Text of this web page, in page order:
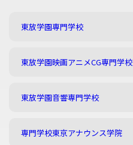
東放学園専門学校
東放学園映画アニメCG専門学校
東放学園音響専門学校
専門学校東京アナウンス学院